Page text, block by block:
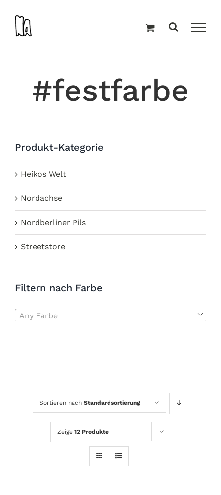
Inhalt
springen
#festfarbe
Sortieren nach Standardsortierung
Zeige 12 Produkte
Produkt-Kategorie
Heikos Welt
Nordachse
Nordberliner Pils
Streetstore
Filtern nach Farbe
Any Farbe 